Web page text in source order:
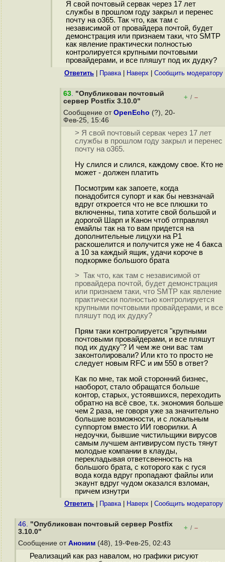
Я свой почтовый сервак через 17 лет
службы в прошлом году закрыл и перенес
почту на o365. Так что, как там с
независимой от провайдера почтой, будет
демонстрация или признаем таки, что SMTP
как явление практически полностью
контролируется крупными почтовыми
провайдерами, и все пляшут под их дудку?
Ответить Правка| Наверх Cообщить модератору
63. "Опубликован почтовый
сервер Postfix 3.10.0"
+ / –
Сообщение от OpenEcho (?), 20-
Фев-25, 15:46
> Я свой почтовый сервак через 17 лет
службы в прошлом году закрыл и перенес
почту на o365.
Ну слился и слился, каждому свое. Кто не
может - должен платить
Посмотрим как запоете, когда
понадобится супорт и как бы невзначай
вдруг откроется что не все плюшки то
включенны, типа хотите свой большой и
дорогой Шарп и Канон чтоб отправлял
емайлы так на то вам придется на
дополнительные лицухи на Р1
раскошелится и получится уже не 4 бакса
а 10 за каждый ящик, удачи короче в
подкормке большого брата
> Так что, как там с независимой от
провайдера почтой, будет демонстрация
или признаем таки, что SMTP как явление
практически полностью контролируется
крупными почтовыми провайдерами, и все
пляшут под их дудку?
Прям таки контролируется "крупными
почтовыми провайдерами, и все пляшут
под их дудку"? И чем же они вас там
законтолировали? Или кто то просто не
следует новым RFC и им 550 в ответ?
Как по мне, так мой сторонний бизнес,
наоборот, стало обращатся больше
контор, старых, устоявшихся, переходить
обратно на всё свое, т.к. экономия больше
чем 2 раза, не говоря уже за значительно
большие возможности, и с локальным
суппортом вместо ИИ говорилки. А
недоучки, бывшие чистильщики вирусов
самым лучшем антивирусом пусть тянут
молодые компании в клауды,
перекладывая ответсвенность на
большого брата, с которого как с гуся
вода когда вдруг пропадают файлы или
экаунт вдруг чудом оказался взломан,
причем изнутри
Ответить Правка| Наверх Cообщить модератору
46. "Опубликован почтовый сервер Postfix
3.10.0"
+ / –
Сообщение от Аноним (48), 19-Фев-25, 02:43
Реализаций как раз навалом, но графики рисуют